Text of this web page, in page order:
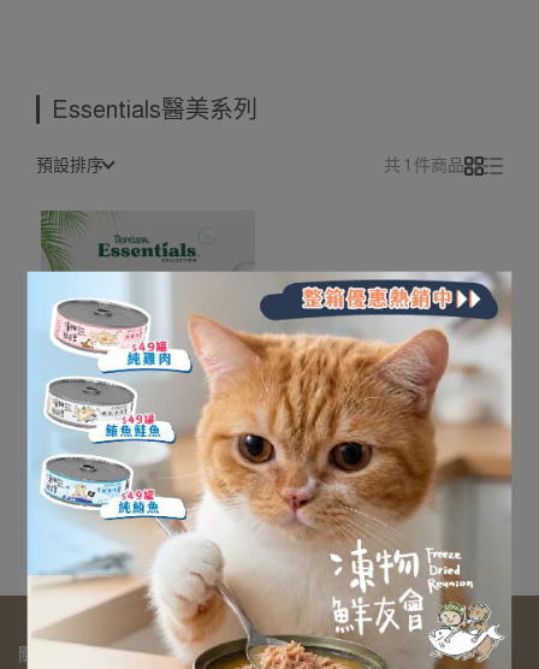
Essentials醫美系列
預設排序 共 1 件商品
Essentials醫美系列洗毛精
16oz
NT$700
加入購物車
關於我們